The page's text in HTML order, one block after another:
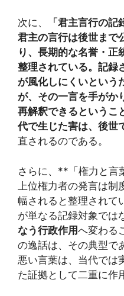
次に、
「君主言行の記
君主の言行は後世まで
り、長期的な名誉・正
整理されている。記録
が風化しにくいという
が、その一言を手がか
再解釈できるというこ
代で生じた害は、後世
直されるのである。
さらに、**「権力と言
上位権力者の発言は
幅されると整理されて
が単なる記録対象では
なう行政作用へ変わる
の逸話は、その典型で
悪い言葉は、当代では
た証拠として二重に作